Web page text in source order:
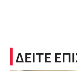
ΔΕΙΤΕ